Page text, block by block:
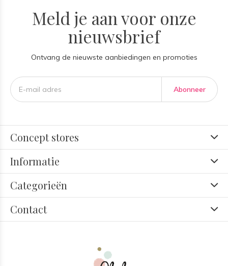
Meld je aan voor onze
nieuwsbrief
Ontvang de nieuwste aanbiedingen en promoties
Abonneer
Concept stores
Informatie
Categorieën
Contact